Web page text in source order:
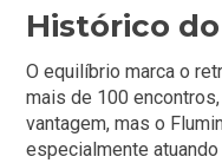
Histórico
O equilíbrio marca o
mais de 100
vantagem, mas o
especialmente atuando